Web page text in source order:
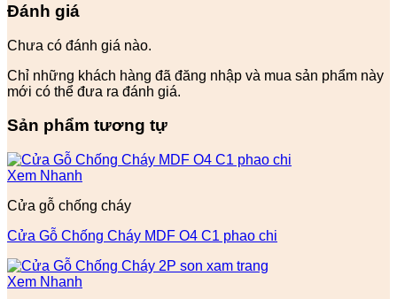
Đánh giá
Chưa có đánh giá nào.
Chỉ những khách hàng đã đăng nhập và mua sản phẩm này
mới có thể đưa ra đánh giá.
Sản phẩm tương tự
Xem Nhanh
Cửa gỗ chống cháy
Cửa Gỗ Chống Cháy MDF O4 C1 phao chi
Xem Nhanh